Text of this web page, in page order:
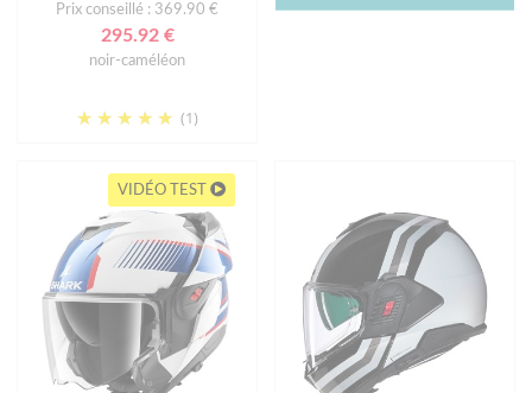
Prix conseillé : 369.90 €
295.92 €
noir-caméléon
(1)
VIDÉO TEST